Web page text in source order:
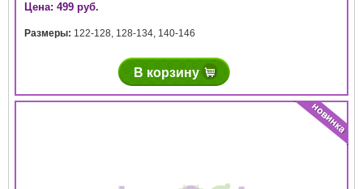
Цена: 499 руб.
Размеры: 122-128, 128-134, 140-146
В корзину